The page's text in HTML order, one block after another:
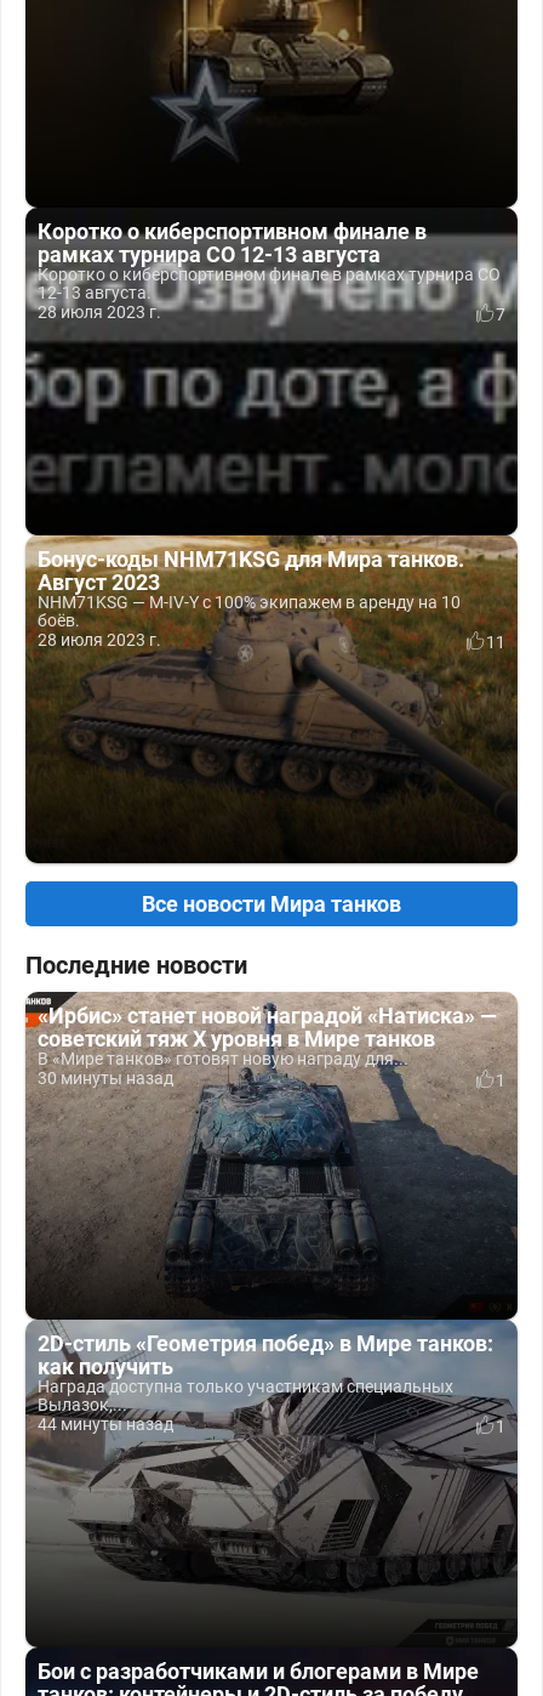
Коротко о киберспортивном финале в
рамках турнира СО 12-13 августа
Коротко о киберспортивном финале в рамках турнира СО
12-13 августа.
28 июля 2023 г.
7
Бонус-коды NHM71KSG для Мира танков.
Август 2023
NHM71KSG — M-IV-Y с 100% экипажем в аренду на 10
боёв.
28 июля 2023 г.
11
Все новости Мира танков
Последние новости
«Ирбис» станет новой наградой «Натиска» —
советский тяж X уровня в Мире танков
В «Мире танков» готовят новую награду для...
30 минуты назад
1
2D-стиль «Геометрия побед» в Мире танков:
как получить
Награда доступна только участникам специальных
Вылазок,...
44 минуты назад
1
Бои с разработчиками и блогерами в Мире